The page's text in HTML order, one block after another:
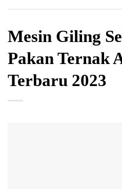
Mesin Giling
Pakan Ternak
Terbaru 2023